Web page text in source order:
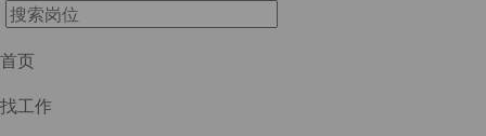
首页
找工作